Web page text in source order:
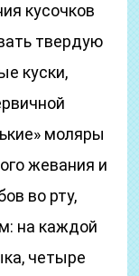
кусочков
твердую
куски,
моляры
жевания и
во рту,
на каждой
четыре